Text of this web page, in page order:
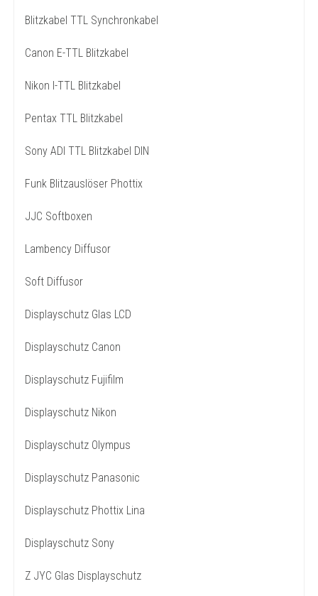
Blitzkabel TTL Synchronkabel
Canon E-TTL Blitzkabel
Nikon I-TTL Blitzkabel
Pentax TTL Blitzkabel
Sony ADI TTL Blitzkabel DIN
Funk Blitzauslöser Phottix
JJC Softboxen
Lambency Diffusor
Soft Diffusor
Displayschutz Glas LCD
Displayschutz Canon
Displayschutz Fujifilm
Displayschutz Nikon
Displayschutz Olympus
Displayschutz Panasonic
Displayschutz Phottix Lina
Displayschutz Sony
Z JYC Glas Displayschutz